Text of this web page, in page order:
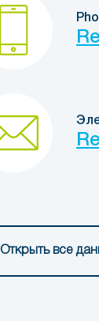
Открыть все